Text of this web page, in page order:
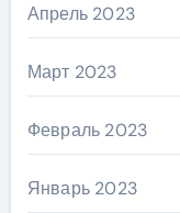
Апрель 2023
Март 2023
Февраль 2023
Январь 2023